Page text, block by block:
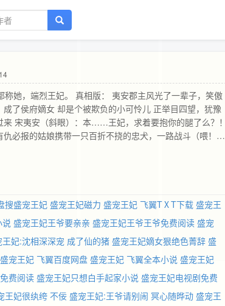
她，端烈王妃。 真相版： 夷安郡主风光了一辈子，笑傲
了侯府嫡女 却是个被欺负的小可怜儿 正举目四望，犹豫
宋夷安（斜眼）：本……王妃，求着要抱你的腿了么？！
必报的姑娘携带一只百折不挠的忠犬，一路战斗（喂！）
宠有，虐女主是绝对没有的。日更党，渣翅膀儿的坑
宠文~~&amp;lt;/I&amp;gt; &amp;lt;/a&amp;gt;&amp;lt;a
搜盛宠王妃 盛宠王妃磁力 盛宠王妃 飞翼TⅩT下载 盛宠王
说 盛宠王妃王爷要亲亲 盛宠王妃王爷王爷免费阅读 盛宠
王妃:沈相深深宠 成了仙的猪 盛宠王妃嫡女狠绝色菁辞 盛
盛宠王妃 飞翼百度网盘 盛宠王妃 飞翼全本小说 盛宠王妃
费阅读 盛宠王妃只想白手起家小说 盛宠王妃电视剧免费
王妃很纨绔 不佞盛宠王妃:王爷请别闹 冥心随晔动 盛宠王